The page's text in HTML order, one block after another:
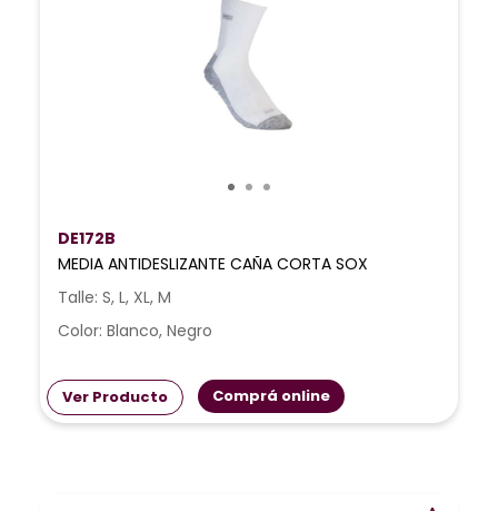
DE172B
MEDIA ANTIDESLIZANTE CAÑA CORTA SOX
Talle: S, L, XL, M
Color: Blanco, Negro
Ver Producto Comprá online